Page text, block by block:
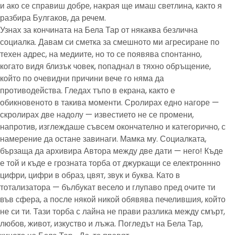
и ако се справиш добре, накрая ще имаш светлина, както я
разбира Булгаков, да речем.
Узнах за кончината на Бела Тар от някаква безлична
социалка. Давам си сметка за смешното ми агресиране по
техен адрес, на медиите, но то се появява спонтанно,
когато видя близък човек, попаднал в тяхно обръщение,
който по очевидни причини вече го няма да
противодейства. Гледах тъпо в екрана, както е
обикновеното в такива моменти. Сролирах едно нагоре —
скролирах две надолу — известието не се промени,
напротив, изглеждаше съвсем окончателно и категорично, с
намерение да остане завинаги. Мамка му. Социалката,
бързаща да архивира Автора между две дати — него! Къде
е той и къде е грозната торба от джуркащи се електроннно
цифри, цифри в образ, цвят, звук и буква. Като в
тотализатора — бълбукат весело и глупаво пред очите ти
във сфера, а после някой никой обявява печелившия, който
не си ти. Тази торба с лайна не прави разлика между смърт,
любов, живот, изкуство и лъжа. Погледът на Бела Тар,